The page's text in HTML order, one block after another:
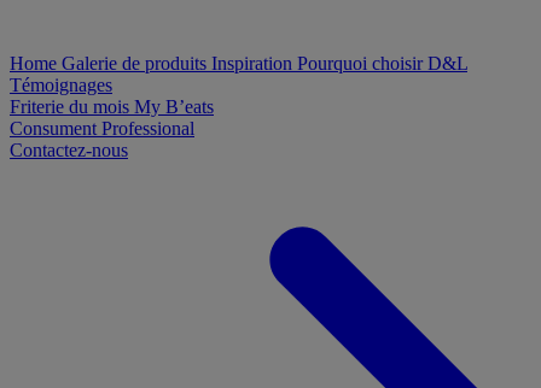
Home Galerie de produits Inspiration Pourquoi choisir D&L
Témoignages
Friterie du mois My B’eats
Consument Professional
Contactez-nous